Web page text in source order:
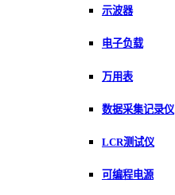
示波器
电子负载
万用表
数据采集记录仪
LCR测试仪
可编程电源